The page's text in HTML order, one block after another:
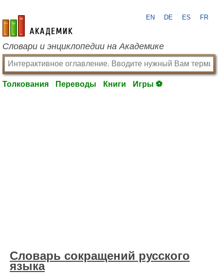
academic.ru
EN DE ES FR
Словари и энциклопедии на Академике
Толкования Переводы Книги Игры ⚽
Словарь сокращений русского
языка